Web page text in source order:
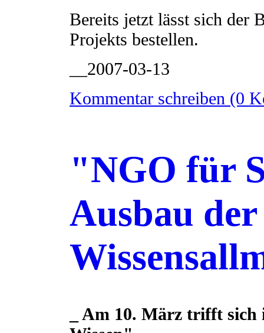
Bereits jetzt lässt sich der
Projekts bestellen.
__2007-03-13
Kommentar schreiben (0
"NGO für
Ausbau der
_ Am 10. März trifft